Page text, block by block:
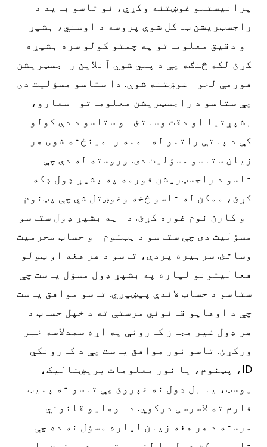
پرانیستلو غوښتنه وکړي، نو تاسو باید د
راجسټریشن ټاکل شوې پروسه د اوسني، بشپړ
او دقیق معلوماتو په چمتو کولو سره بشپړه
کړئ لکه څنګه چې د پلي شوي آنلاین راجسټریشن
فورمې لخوا غوښتنه شوې. دا ستاسو مسؤلیت دی
چې ستاسو د راجسټریشن معلوماتو اسعارو،
بشپړتیا او دقت وساتئ او ستاسو د دې کولو
کې د پاتې راتلو له امله رامینځته شوی هر
زیان ستاسو مسؤلیت دی. وروسته له دې چې
تاسو د راجسټریشن فورمه په بشپړ ډول ډکه
کړئ، ممکن له تاسو څخه وغوښتل شي چې پټنوم
او کارن نوم غوره کړئ. دا په بشپړ ډول ستاسو
مسؤلیت دی چې ستاسو د پټنوم او حساب محرمیت
وساتئ. سربیره پردې، تاسو د هر هغه او ټولو
فعالیتونو لپاره په بشپړ ډول مسؤل یاست چې
ستاسو د حساب لاندې پیښیږي. تاسو موافق یاست
چې د اوهایو قانوني مرستې ته د خپل حساب د
هر ډول غیر مجاز کارونې په اړه سمدلاسه خبر
ورکړئ. تاسو نور موافق یاست چې د کارونکي
ID، پټنوم، یا نور معلومات بریښنالیک،
پوسټ، یا بل ډول نه خپروئ چې تاسو ته پلیټ
فارم ته لاسرسی درکوي. د اوهایو قانوني
مرسته د هر هغه زیان لپاره مسؤل نه ده چې